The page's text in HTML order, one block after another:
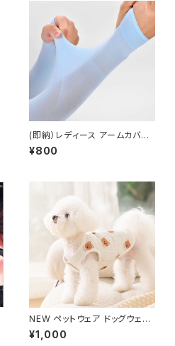
(即納）レディース アームカバー
UV対策 陽射し予防 伸縮性あり
シンプル フリーサイズ ブルー
¥800
NEW ペットウェア ドッグウェア
犬服 クマ ベスト 裏ボア
¥1,000